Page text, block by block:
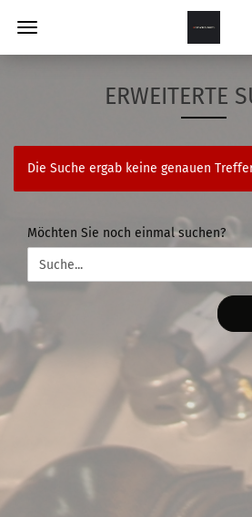
ERWEITERTE
Die Suche ergab keine genauen
MÖCHTEN
SIE
NOCH
EINMAL
Möchten Sie noch einmal suchen?